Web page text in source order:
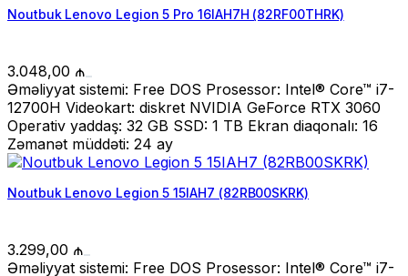
Noutbuk Lenovo Legion 5 Pro 16IAH7H (82RF00THRK)
3.048,00 ₼
Əməliyyat sistemi: Free DOS Prosessor: Intel® Core™ i7-
12700H Videokart: diskret NVIDIA GeForce RTX 3060
Operativ yaddaş: 32 GB SSD: 1 TB Ekran diaqonalı: 16
Zəmanət müddəti: 24 ay
Noutbuk Lenovo Legion 5 15IAH7 (82RB00SKRK)
3.299,00 ₼
Əməliyyat sistemi: Free DOS Prosessor: Intel® Core™ i7-